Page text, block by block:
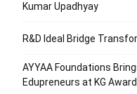
Kumar Upadhyay
R&D Ideal Bridge
AYYAA Foundations
Edupreneurs at KG